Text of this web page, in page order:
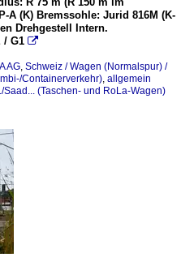
S... (für Kombi-/
(AMBR)
S.p.A. (ex Cemat)
A (K) Bremssohle: Jurid 816M (K-
Drehgestell Intern.
/ G1 
AG, Schweiz / Wagen (Normalspur) /
Containerverkehr), allgemein
Saad... (Taschen- und RoLa-Wagen)